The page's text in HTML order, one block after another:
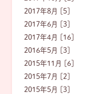
2017年8月 [5]
2017年6月 [3]
2017年4月 [16]
2016年5月 [3]
2015年11月 [6]
2015年7月 [2]
2015年5月 [3]